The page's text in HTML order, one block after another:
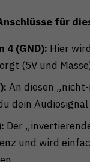
für
4 (GND): Hier
(5V und
An diesen
dein Audiosignal
Der
und wird